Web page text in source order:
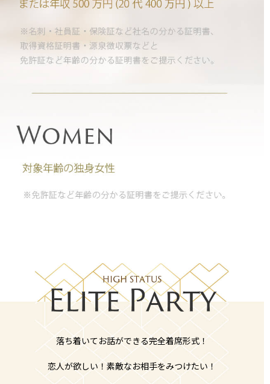
落ち着いてお話ができる完全着席形式！
恋人が欲しい！素敵なお相手をみつけたい！